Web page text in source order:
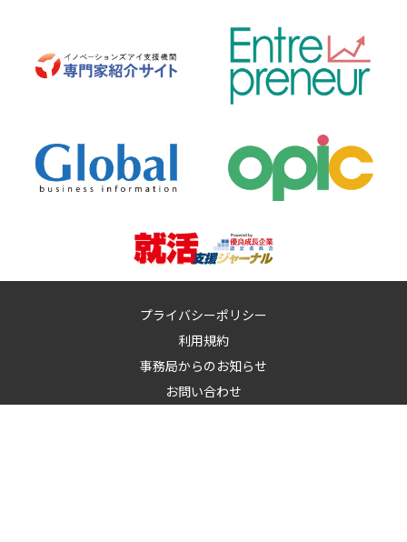
プライバシーポリシー
利用規約
事務局からのお知らせ
お問い合わせ